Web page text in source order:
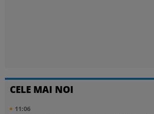
CELE MAI NOI
11:06